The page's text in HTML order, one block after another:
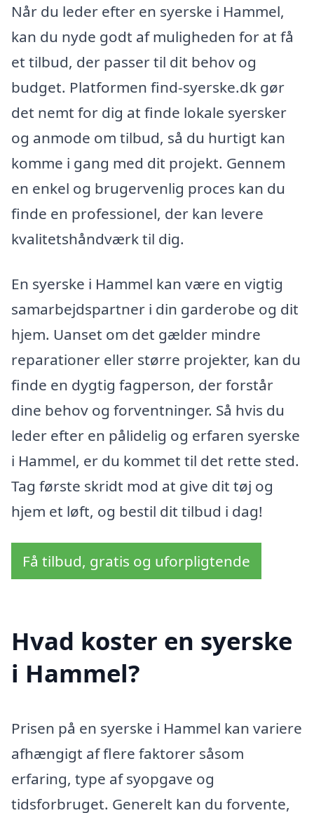
Når du leder efter en syerske i Hammel,
kan du nyde godt af muligheden for at få
et tilbud, der passer til dit behov og
budget. Platformen find-syerske.dk gør
det nemt for dig at finde lokale syersker
og anmode om tilbud, så du hurtigt kan
komme i gang med dit projekt. Gennem
en enkel og brugervenlig proces kan du
finde en professionel, der kan levere
kvalitetshåndværk til dig.
En syerske i Hammel kan være en vigtig
samarbejdspartner i din garderobe og dit
hjem. Uanset om det gælder mindre
reparationer eller større projekter, kan du
finde en dygtig fagperson, der forstår
dine behov og forventninger. Så hvis du
leder efter en pålidelig og erfaren syerske
i Hammel, er du kommet til det rette sted.
Tag første skridt mod at give dit tøj og
hjem et løft, og bestil dit tilbud i dag!
Få tilbud, gratis og uforpligtende
Hvad koster en syerske
i Hammel?
Prisen på en syerske i Hammel kan variere
afhængigt af flere faktorer såsom
erfaring, type af syopgave og
tidsforbruget. Generelt kan du forvente,